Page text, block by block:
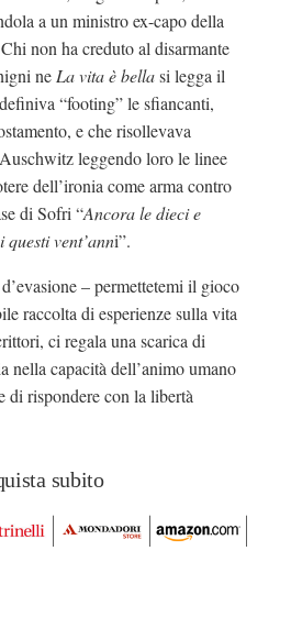
a un ministro ex-capo della
non ha creduto al disarmante
ne La vita è bellasi legga il
“footing” le sfiancanti,
e che risollevava
leggendo loro le linee
dell’ironia come arma contro
di Sofri “Ancora le dieci e
vent’anni”.
– permettetemi il gioco
raccolta di esperienze sulla vita
ci regala una scarica di
nella capacità dell’animo umano
di rispondere con la libertà
subito